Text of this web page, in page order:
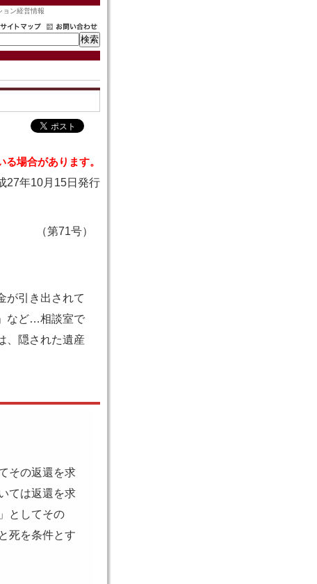
ョン経営情報
場合があります。
27年10月15日発行
（第71号）
が引き出されて
など…相談室で
、隠された遺産
その返還を求
ては返還を求
としてその
死を条件とす